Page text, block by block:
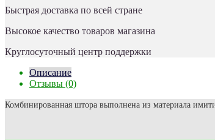
Быстрая доставка по всей стране
Высокое качество товаров магазина
Круглосуточный центр поддержки
Описание
Отзывы (0)
Комбинированная штора выполнена из материала